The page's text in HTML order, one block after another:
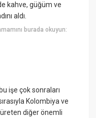
kahve, güğüm ve
aldı.
burada okuyun:
işe çok sonraları
Kolombiya ve
diğer önemli